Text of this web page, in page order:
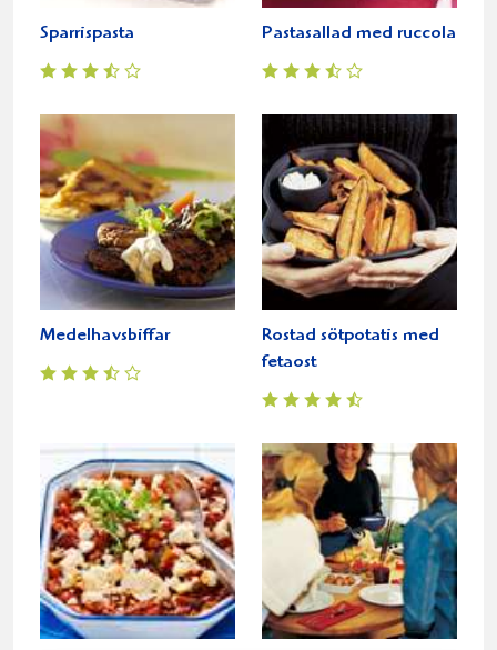
Sparrispasta Pastasallad med ruccola
Medelhavsbiffar
Rostad sötpotatis med
fetaost